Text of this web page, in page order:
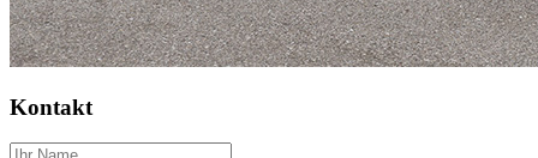
Kontakt